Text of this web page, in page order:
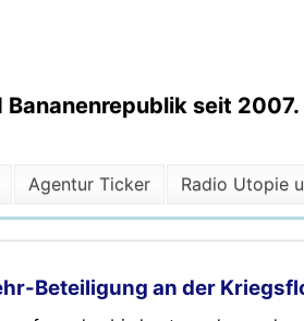
seit
Agentur Ticker Radio Utopie
Beteiligung an der